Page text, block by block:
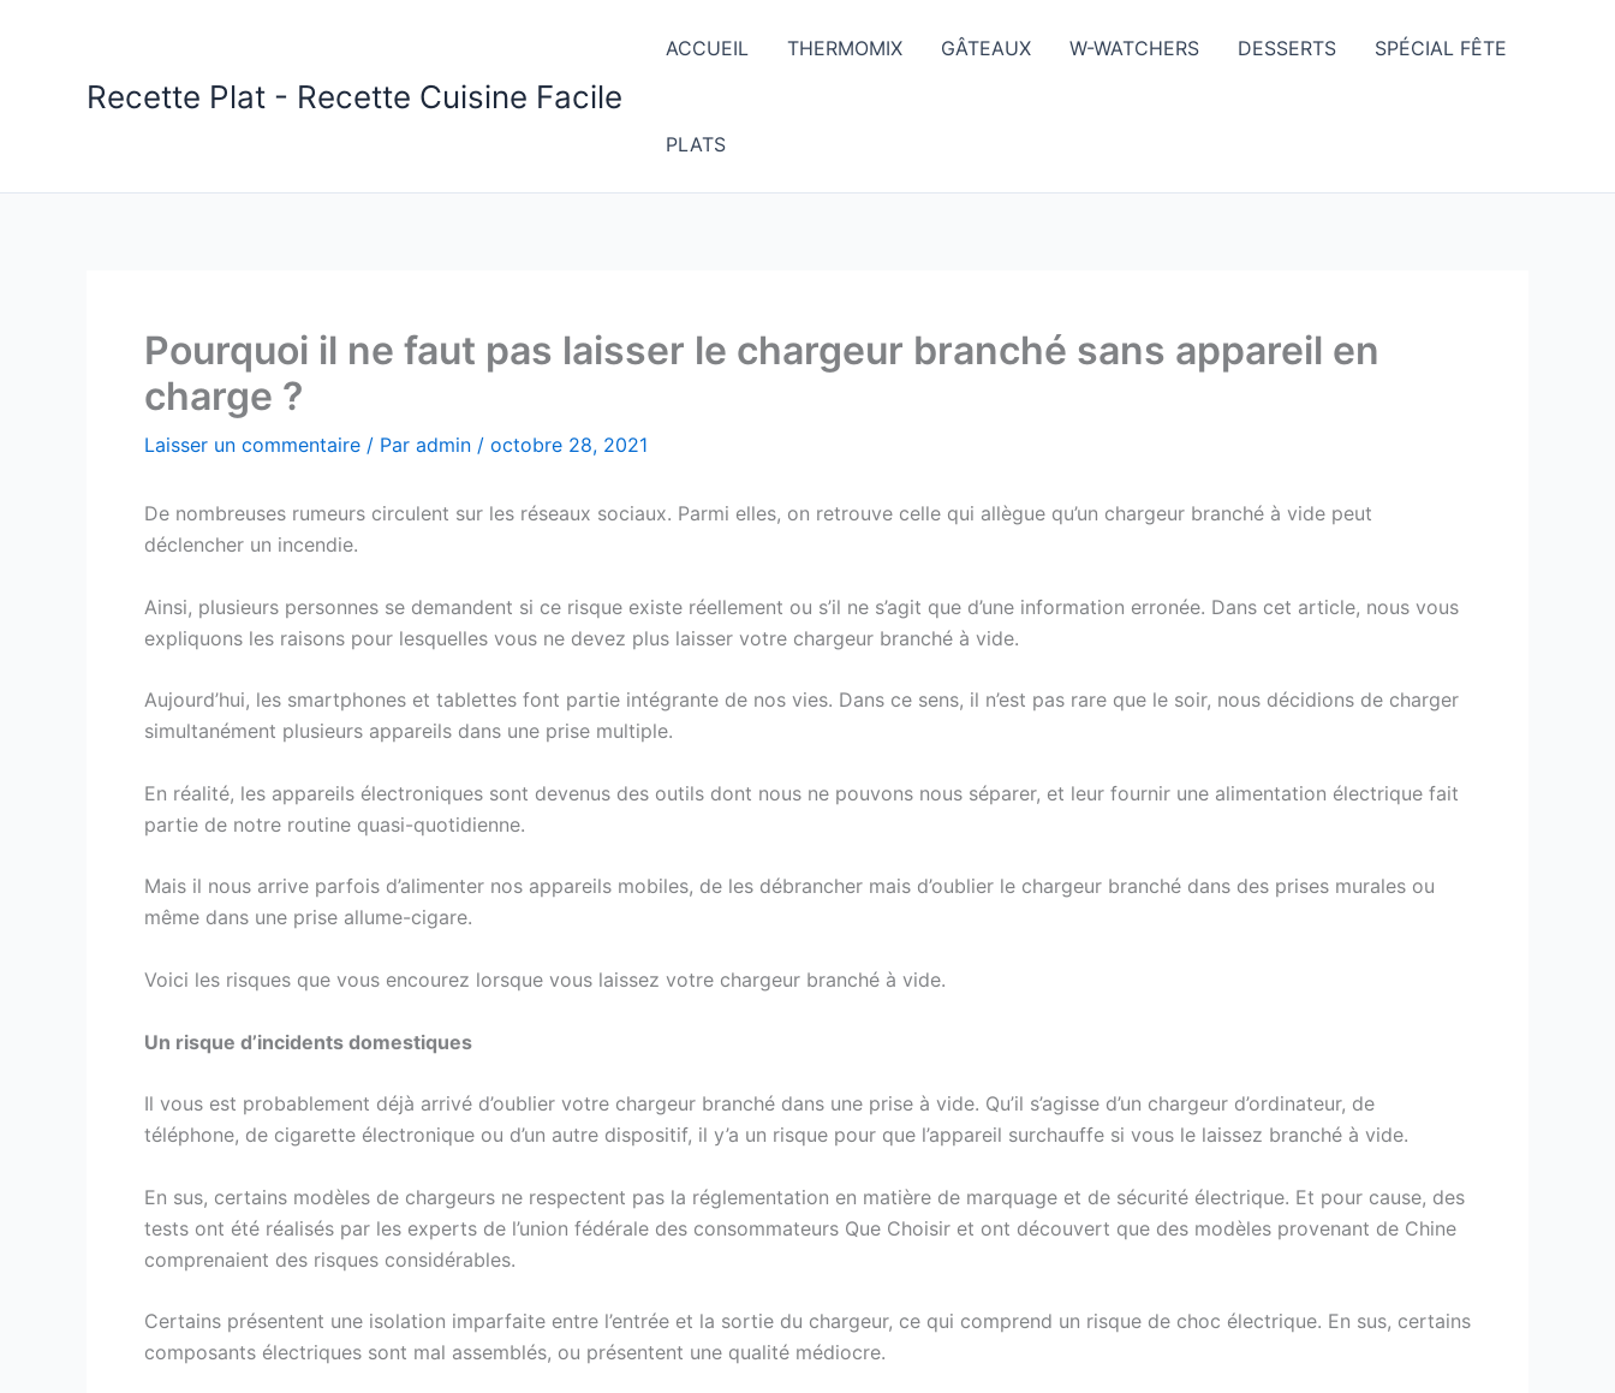
Recette Plat - Recette Cuisine Facile
ACCUEIL THERMOMIX GÂTEAUX W-WATCHERS DESSERTS SPÉCIAL FÊTE
PLATS
Pourquoi il ne faut pas laisser le chargeur branché sans appareil en
charge ?
Laisser un commentaire / Par admin / octobre 28, 2021
De nombreuses rumeurs circulent sur les réseaux sociaux. Parmi elles, on retrouve celle qui allègue qu’un chargeur branché à vide peut
déclencher un incendie.
Ainsi, plusieurs personnes se demandent si ce risque existe réellement ou s’il ne s’agit que d’une information erronée. Dans cet article, nous vous
expliquons les raisons pour lesquelles vous ne devez plus laisser votre chargeur branché à vide.
Aujourd’hui, les smartphones et tablettes font partie intégrante de nos vies. Dans ce sens, il n’est pas rare que le soir, nous décidions de charger
simultanément plusieurs appareils dans une prise multiple.
En réalité, les appareils électroniques sont devenus des outils dont nous ne pouvons nous séparer, et leur fournir une alimentation électrique fait
partie de notre routine quasi-quotidienne.
Mais il nous arrive parfois d’alimenter nos appareils mobiles, de les débrancher mais d’oublier le chargeur branché dans des prises murales ou
même dans une prise allume-cigare.
Voici les risques que vous encourez lorsque vous laissez votre chargeur branché à vide.
Un risque d’incidents domestiques
Il vous est probablement déjà arrivé d’oublier votre chargeur branché dans une prise à vide. Qu’il s’agisse d’un chargeur d’ordinateur, de
téléphone, de cigarette électronique ou d’un autre dispositif, il y’a un risque pour que l’appareil surchauffe si vous le laissez branché à vide.
En sus, certains modèles de chargeurs ne respectent pas la réglementation en matière de marquage et de sécurité électrique. Et pour cause, des
tests ont été réalisés par les experts de l’union fédérale des consommateurs Que Choisir et ont découvert que des modèles provenant de Chine
comprenaient des risques considérables.
Certains présentent une isolation imparfaite entre l’entrée et la sortie du chargeur, ce qui comprend un risque de choc électrique. En sus, certains
composants électriques sont mal assemblés, ou présentent une qualité médiocre.